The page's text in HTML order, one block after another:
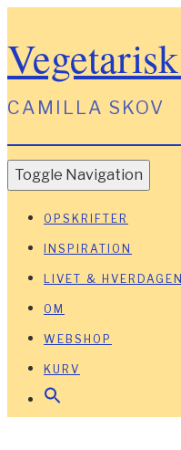
CAMILLA SKOV
Toggle Navigation
OPSKRIFTER
INSPIRATION
LIVET & HVERDAGEN
OM
WEBSHOP
KURV